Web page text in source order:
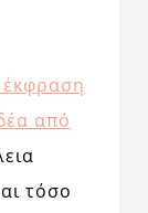
έκφραση
από
τόσο